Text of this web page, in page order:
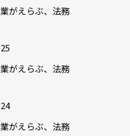
がえらぶ、法務
がえらぶ、法務
がえらぶ、法務